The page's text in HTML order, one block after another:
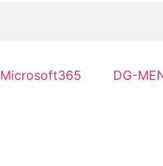
Microsoft365 DG-